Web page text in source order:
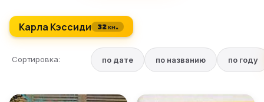
Карла Кэссиди 32 кн.
Сортировка: по дате по названию по году